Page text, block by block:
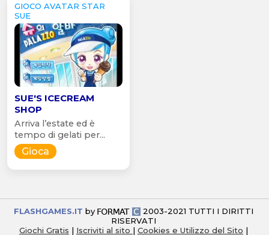
GIOCO AVATAR STAR
SUE
SUE'S ICECREAM
SHOP
Arriva l’estate ed è
tempo di gelati per...
Gioca
FLASHGAMES.IT by
2003-2021 TUTTI I DIRITTI
RISERVATI
Giochi Gratis | Iscriviti al sito | Cookies e Utilizzo del Sito |